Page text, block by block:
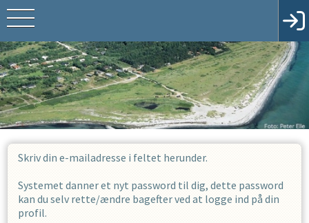
Skriv din e-mailadresse i feltet herunder.
Systemet danner et nyt password til dig, dette password
kan du selv rette/ændre bagefter ved at logge ind på din
profil.